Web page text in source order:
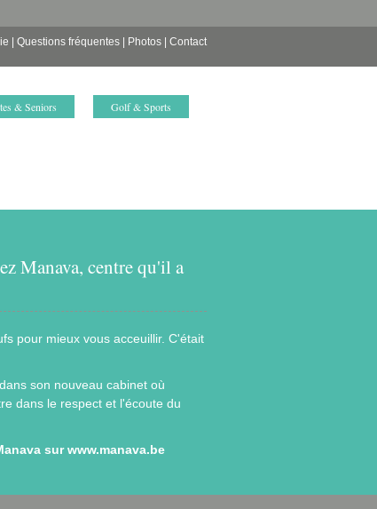
Questions fréquentes Photos Contact
Golf & Sports
& Seniors
Manava, centre qu'il a
pour mieux vous acceuillir. C'était
son nouveau cabinet où
dans le respect et l'écoute du
surwww.manava.be